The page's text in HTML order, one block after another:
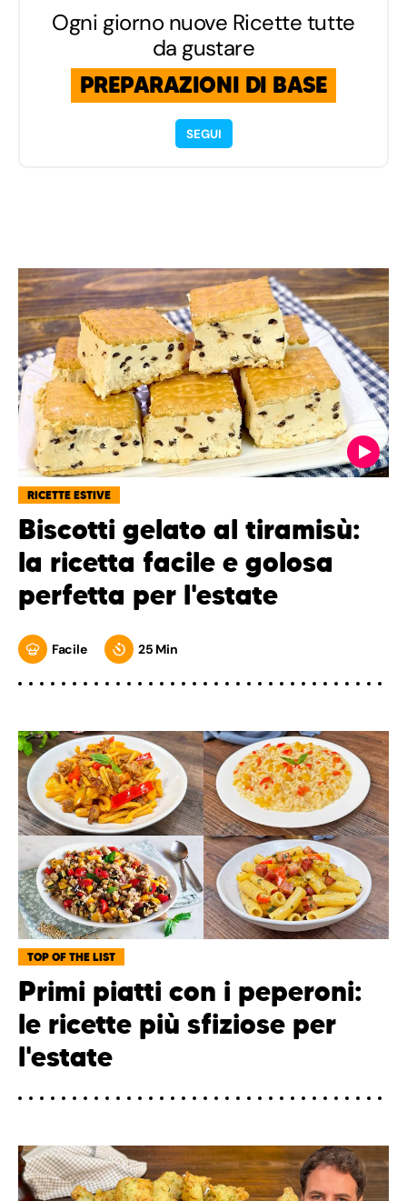
Ogni giorno nuove Ricette tutte
da gustare
PREPARAZIONI DI BASE
SEGUI
RICETTE ESTIVE
Biscotti gelato al tiramisù:
la ricetta facile e golosa
perfetta per l'estate
Facile 25 Min
TOP OF THE LIST
Primi piatti con i peperoni:
le ricette più sfiziose per
l'estate